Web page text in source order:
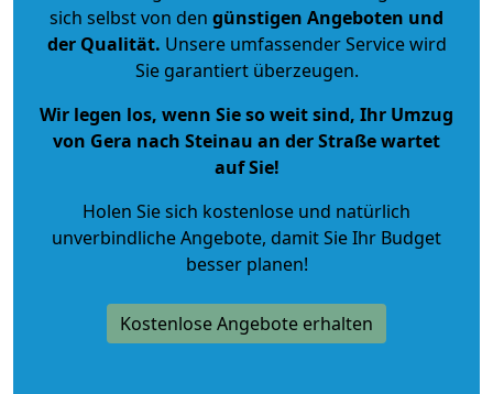
sich selbst von den günstigen Angeboten und
der Qualität. Unsere umfassender Service wird
Sie garantiert überzeugen.
Wir legen los, wenn Sie so weit sind, Ihr Umzug
von Gera nach Steinau an der Straße wartet
auf Sie!
Holen Sie sich kostenlose und natürlich
unverbindliche Angebote, damit Sie Ihr Budget
besser planen!
Kostenlose Angebote erhalten